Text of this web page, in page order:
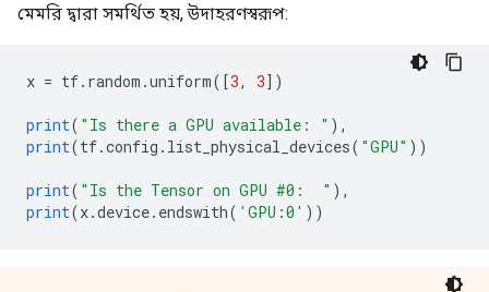
মেমরি দ্বারা সমর্থিত হয়, উদাহরণস্বরূপ:
x = tf. random .uniform([3, 3])
print( "Is there a GPU available: " ),
print(tf.config . list_physical_devices( "GPU" ))
print( "Is the Tensor on GPU #0:  " ),
print(x.device. endswith( 'GPU:0' ))